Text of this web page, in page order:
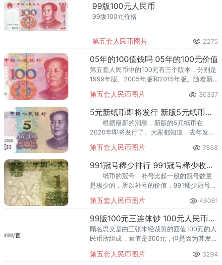
99版100元人民币
99版100元价格
第五套人民币图片 2275
05年的100值钱吗 05年的100元价值
第五套人民币中的100元有三个版本，分别是
1999年版、2005年版和2015年版。随着新
版币05100在日常交易中越来越少见了。这就
第五套人民币图片 30337
5元新纸币即将发行 新版5元纸币具体发行时间
根据最新的消息，新版的5元纸币在
2020年即将发行了。大家都知道，去年发行
新版的5元纸币可以说大家期待很久的，现在
终于确定要发行了。去年
第五套人民币图片 7868
991冠号稀少排行 991冠号稀少收藏价值分析
纸币的冠号，补号比起一般的冠号数量
是极少的，所以补号的价值，991稀少冠号都
大，存世量极其稀少。一票难求，必将成为
钱币珍品。
第五套人民币图片 46081
​99版100元三连体钞 100元人民币三连体价格
顾名思义是由三张未经裁剪的面值100元的人
民币所组成，面值是300元，但是因为其发行
第五套人民币图片 3294